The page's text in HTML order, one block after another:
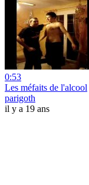
0:53
Les méfaits de l'alcool
parigoth
il y a 19 ans